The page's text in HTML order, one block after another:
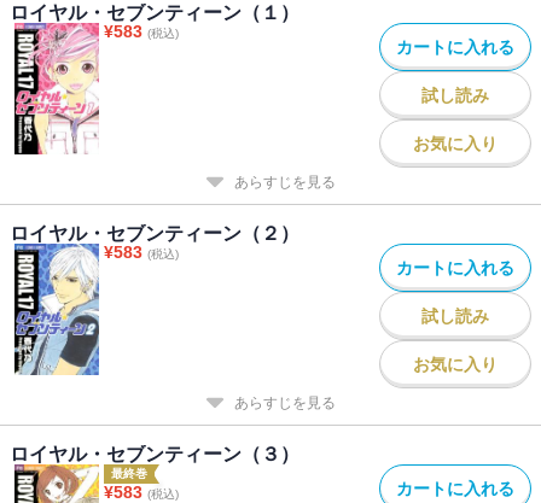
ロイヤル・セブンティーン（１）
¥583 (税込)
カートに入れる
試し読み
お気に入り
あらすじを見る
ロイヤル・セブンティーン（２）
¥583 (税込)
カートに入れる
試し読み
お気に入り
あらすじを見る
ロイヤル・セブンティーン（３）
最終巻
¥583 (税込) カートに入れる